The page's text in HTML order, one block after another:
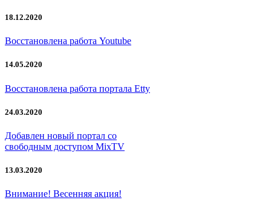
18.12.2020
Восстановлена работа Youtube
14.05.2020
Восстановлена работа портала Etty
24.03.2020
Добавлен новый портал со
свободным доступом MixTV
13.03.2020
Внимание! Весенняя акция!